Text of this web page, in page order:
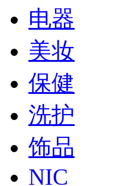
电器
美妆
保健
洗护
饰品
NIC